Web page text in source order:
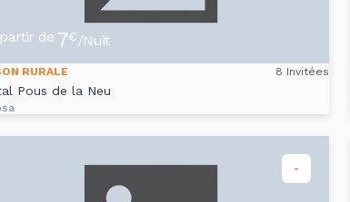
de 7€/Nuit
RURALE 8 Invitées
Pous de la Neu
-